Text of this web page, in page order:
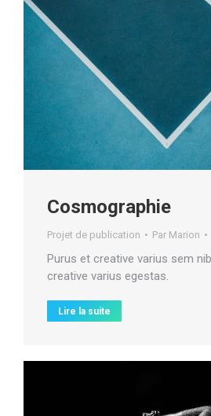
Cosmographie
Projet de publication Par Marion
Purus et creative varius sem
creative varius egestas.
Lire la suite